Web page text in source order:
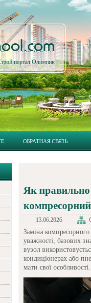
портал Олимпик
ОБРАТНАЯ СВЯЗЬ
Як правильно
13.06.2026
Заміна
уважності, базових
вузол
кондиціонерах або
мати свої особливості.